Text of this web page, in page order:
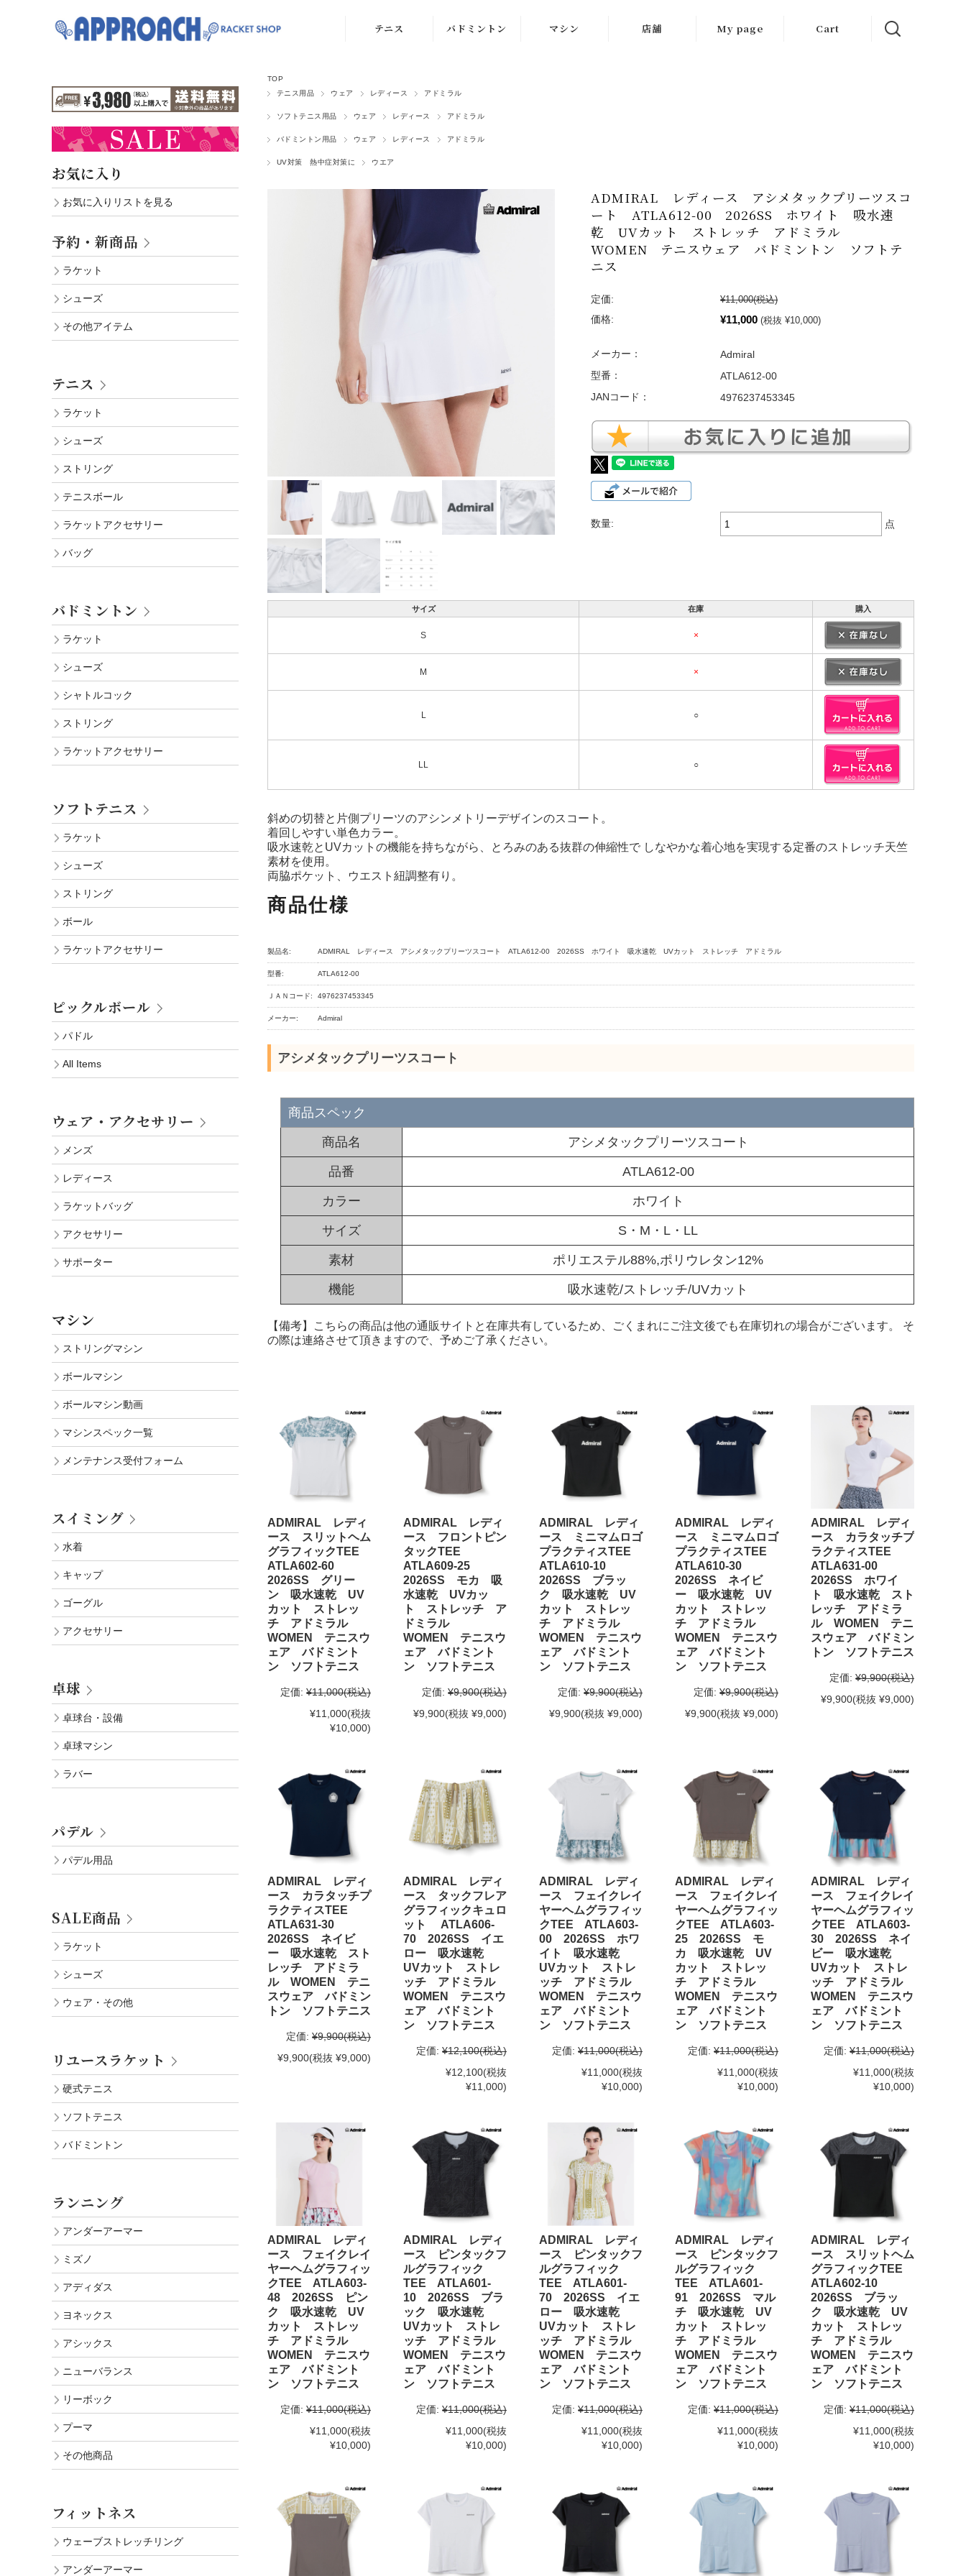
テニス
シューズ
テニスボール
ウェア
アクセサリ
バッグ
バドミントン
シューズ
ウェア
アクセサリ
マシン 店舗 My page Cart
TOP
テニス用品
ウェア レディース アドミラル
ソフトテニス用品 ウェア レディース アドミラル
バドミントン用品 ウェア レディース アドミラル
UV対策 熱中症対策に ウエア
ADMIRAL レディース アシメタックプリーツスコ
ート ATLA612-00 2026SS ホワイト 吸水速
乾 UVカット ストレッチ アドミラル
WOMEN テニスウェア バドミントン ソフトテ
ニス
定価: ¥11,000(税込)
価格:
¥11,000 (税抜 ¥10,000)
メーカー：
Admiral
型番：
ATLA612-00
JANコード：
4976237453345
数量: 点
サイズ 在庫 購入
S ×
M ×
L ○
LL ○
斜めの切替と片側プリーツのアシンメトリーデザインのスコート。
着回しやすい単色カラー。
吸水速乾とUVカットの機能を持ちながら、とろみのある抜群の伸縮性で しなやかな着心地を実現する定番のストレッチ天竺
素材を使用。
両脇ポケット、ウエスト紐調整有り。
商品仕様
製品名: ADMIRAL レディース アシメタックプリーツスコート ATLA612-00 2026SS ホワイト 吸水速乾 UVカット ストレッチ アドミラル
型番: ATLA612-00
ＪＡＮコード: 4976237453345
メーカー: Admiral
アシメタックプリーツスコート
商品スペック
商品名 アシメタックプリーツスコート
品番 ATLA612-00
カラー ホワイト
サイズ S・M・L・LL
素材 ポリエステル88%,ポリウレタン12%
機能 吸水速乾/ストレッチ/UVカット
【備考】こちらの商品は他の通販サイトと在庫共有しているため、ごくまれにご注文後でも在庫切れの場合がございます。 そ
の際は連絡させて頂きますので、予めご了承ください。
ADMIRAL レディ
ース スリットヘム
グラフィックTEE
ATLA602-60
2026SS グリー
ン 吸水速乾 UV
カット ストレッ
チ アドミラル
WOMEN テニスウ
ェア バドミント
ン ソフトテニス
定価: ¥11,000(税込)
¥11,000(税抜
¥10,000)
ADMIRAL レディ
ース フロントピン
タックTEE
ATLA609-25
2026SS モカ 吸
水速乾 UVカッ
ト ストレッチ ア
ドミラル
WOMEN テニスウ
ェア バドミント
ン ソフトテニス
定価: ¥9,900(税込)
¥9,900(税抜 ¥9,000)
ADMIRAL レディ
ース ミニマムロゴ
プラクティスTEE
ATLA610-10
2026SS ブラッ
ク 吸水速乾 UV
カット ストレッ
チ アドミラル
WOMEN テニスウ
ェア バドミント
ン ソフトテニス
定価: ¥9,900(税込)
¥9,900(税抜 ¥9,000)
ADMIRAL レディ
ース ミニマムロゴ
プラクティスTEE
ATLA610-30
2026SS ネイビ
ー 吸水速乾 UV
カット ストレッ
チ アドミラル
WOMEN テニスウ
ェア バドミント
ン ソフトテニス
定価: ¥9,900(税込)
¥9,900(税抜 ¥9,000)
ADMIRAL レディ
ース カラタッチプ
ラクティスTEE
ATLA631-00
2026SS ホワイ
ト 吸水速乾 スト
レッチ アドミラ
ル WOMEN テニ
スウェア バドミン
トン ソフトテニス
定価: ¥9,900(税込)
¥9,900(税抜 ¥9,000)
ADMIRAL レディ
ース カラタッチプ
ラクティスTEE
ATLA631-30
2026SS ネイビ
ー 吸水速乾 スト
レッチ アドミラ
ル WOMEN テニ
スウェア バドミン
トン ソフトテニス
定価: ¥9,900(税込)
¥9,900(税抜 ¥9,000)
ADMIRAL レディ
ース タックフレア
グラフィックキュロ
ット ATLA606-
70 2026SS イエ
ロー 吸水速乾
UVカット ストレ
ッチ アドミラル
WOMEN テニスウ
ェア バドミント
ン ソフトテニス
定価: ¥12,100(税込)
¥12,100(税抜
¥11,000)
ADMIRAL レディ
ース フェイクレイ
ヤーヘムグラフィッ
クTEE ATLA603-
00 2026SS ホワ
イト 吸水速乾
UVカット ストレ
ッチ アドミラル
WOMEN テニスウ
ェア バドミント
ン ソフトテニス
定価: ¥11,000(税込)
¥11,000(税抜
¥10,000)
ADMIRAL レディ
ース フェイクレイ
ヤーヘムグラフィッ
クTEE ATLA603-
25 2026SS モ
カ 吸水速乾 UV
カット ストレッ
チ アドミラル
WOMEN テニスウ
ェア バドミント
ン ソフトテニス
定価: ¥11,000(税込)
¥11,000(税抜
¥10,000)
ADMIRAL レディ
ース フェイクレイ
ヤーヘムグラフィッ
クTEE ATLA603-
30 2026SS ネイ
ビー 吸水速乾
UVカット ストレ
ッチ アドミラル
WOMEN テニスウ
ェア バドミント
ン ソフトテニス
定価: ¥11,000(税込)
¥11,000(税抜
¥10,000)
ADMIRAL レディ
ース フェイクレイ
ヤーヘムグラフィッ
クTEE ATLA603-
48 2026SS ピン
ク 吸水速乾 UV
カット ストレッ
チ アドミラル
WOMEN テニスウ
ェア バドミント
ン ソフトテニス
定価: ¥11,000(税込)
¥11,000(税抜
¥10,000)
ADMIRAL レディ
ース ピンタックフ
ルグラフィック
TEE ATLA601-
10 2026SS ブラ
ック 吸水速乾
UVカット ストレ
ッチ アドミラル
WOMEN テニスウ
ェア バドミント
ン ソフトテニス
定価: ¥11,000(税込)
¥11,000(税抜
¥10,000)
ADMIRAL レディ
ース ピンタックフ
ルグラフィック
TEE ATLA601-
70 2026SS イエ
ロー 吸水速乾
UVカット ストレ
ッチ アドミラル
WOMEN テニスウ
ェア バドミント
ン ソフトテニス
定価: ¥11,000(税込)
¥11,000(税抜
¥10,000)
ADMIRAL レディ
ース ピンタックフ
ルグラフィック
TEE ATLA601-
91 2026SS マル
チ 吸水速乾 UV
カット ストレッ
チ アドミラル
WOMEN テニスウ
ェア バドミント
ン ソフトテニス
定価: ¥11,000(税込)
¥11,000(税抜
¥10,000)
ADMIRAL レディ
ース スリットヘム
グラフィックTEE
ATLA602-10
2026SS ブラッ
ク 吸水速乾 UV
カット ストレッ
チ アドミラル
WOMEN テニスウ
ェア バドミント
ン ソフトテニス
定価: ¥11,000(税込)
¥11,000(税抜
¥10,000)
お気に入り
お気に入りリストを見る
予約・新商品
ラケット
シューズ
その他アイテム
テニス
ラケット
シューズ
ストリング
テニスボール
ラケットアクセサリー
バッグ
バドミントン
ラケット
シューズ
シャトルコック
ストリング
ラケットアクセサリー
ソフトテニス
ラケット
シューズ
ストリング
ボール
ラケットアクセサリー
ピックルボール
パドル
All Items
ウェア・アクセサリー
メンズ
レディース
ラケットバッグ
アクセサリー
サポーター
マシン
ストリングマシン
ボールマシン
ボールマシン動画
マシンスペック一覧
メンテナンス受付フォーム
スイミング
水着
キャップ
ゴーグル
アクセサリー
卓球
卓球台・設備
卓球マシン
ラバー
パデル
パデル用品
SALE商品
ラケット
シューズ
ウェア・その他
リユースラケット
硬式テニス
ソフトテニス
バドミントン
ランニング
アンダーアーマー
ミズノ
アディダス
ヨネックス
アシックス
ニューバランス
リーボック
プーマ
その他商品
フィットネス
ウェーブストレッチリング
アンダーアーマー